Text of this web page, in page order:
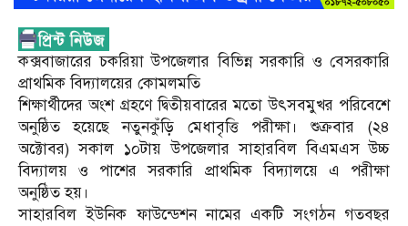
কক্সবাজারের চকরিয়া উপজেলার বিভিন্ন সরকারি ও বেসরকারি
প্রাথমিক বিদ্যালয়ের কোমলমতি
শিক্ষার্থীদের অংশ গ্রহণে দ্বিতীয়বারের মতো উৎসবমুখর পরিবেশে
অনুষ্ঠিত হয়েছে নতুনকুঁড়ি মেধাবৃত্তি পরীক্ষা। শুক্রবার (২৪
অক্টোবর) সকাল ১০টায় উপজেলার সাহারবিল বিএমএস উচ্চ
বিদ্যালয় ও পাশের সরকারি প্রাথমিক বিদ্যালয়ে এ পরীক্ষা
অনুষ্ঠিত হয়।
সাহারবিল ইউনিক ফাউন্ডেশন নামের একটি সংগঠন গতবছর